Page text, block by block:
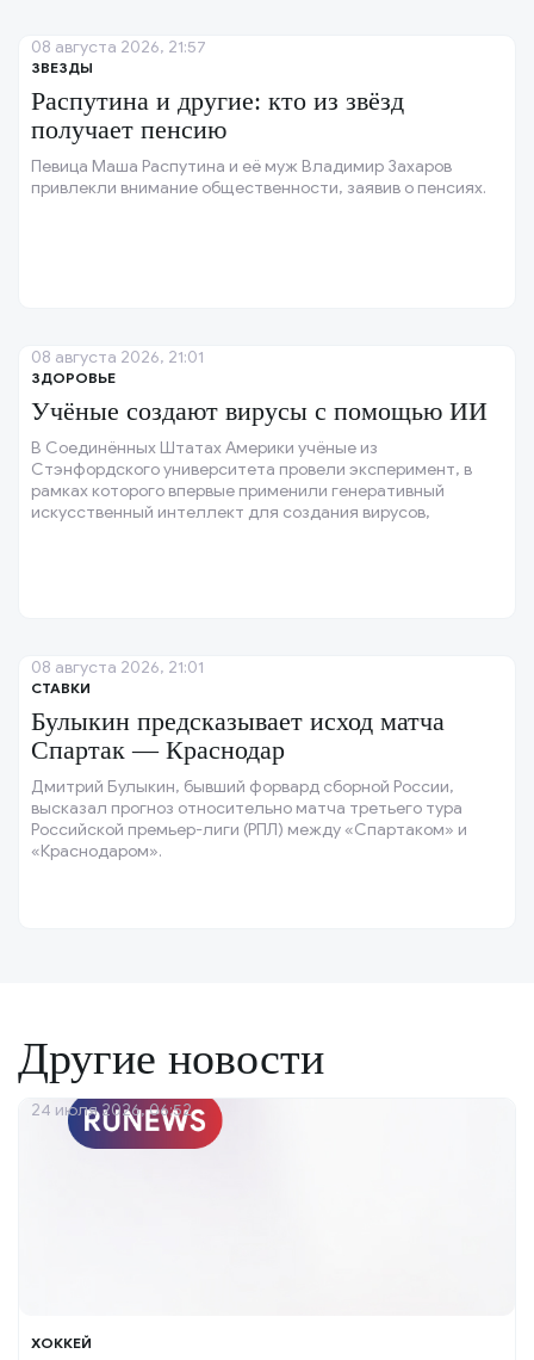
ЗВЕЗДЫ
Распутина и другие: кто из звёзд
получает пенсию
Певица Маша Распутина и её муж Владимир Захаров
привлекли внимание общественности, заявив о пенсиях.
08 августа 2026, 21:57
ЗДОРОВЬЕ
Учёные создают вирусы с помощью ИИ
В Соединённых Штатах Америки учёные из
Стэнфордского университета провели эксперимент, в
рамках которого впервые применили генеративный
искусственный интеллект для создания вирусов,
08 августа 2026, 21:01
СТАВКИ
Булыкин предсказывает исход матча
Спартак — Краснодар
Дмитрий Булыкин, бывший форвард сборной России,
высказал прогноз относительно матча третьего тура
Российской премьер-лиги (РПЛ) между «Спартаком» и
«Краснодаром».
08 августа 2026, 21:01
Другие новости
ХОККЕЙ
24 июля 2026, 06:52